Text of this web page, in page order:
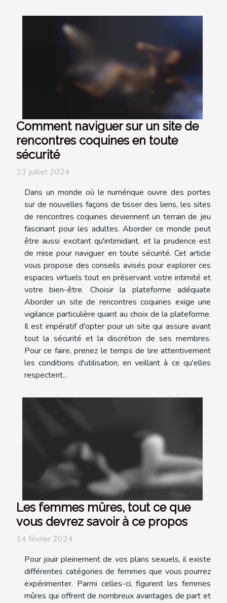
Comment naviguer sur un site de
rencontres coquines en toute
sécurité
23 juillet 2024
Dans un monde où le numérique ouvre des portes
sur de nouvelles façons de tisser des liens, les sites
de rencontres coquines deviennent un terrain de jeu
fascinant pour les adultes. Aborder ce monde peut
être aussi excitant qu'intimidant, et la prudence est
de mise pour naviguer en toute sécurité. Cet article
vous propose des conseils avisés pour explorer ces
espaces virtuels tout en préservant votre intimité et
votre bien-être. Choisir la plateforme adéquate
Aborder un site de rencontres coquines exige une
vigilance particulière quant au choix de la plateforme.
Il est impératif d'opter pour un site qui assure avant
tout la sécurité et la discrétion de ses membres.
Pour ce faire, prenez le temps de lire attentivement
les conditions d'utilisation, en veillant à ce qu'elles
respectent...
Les femmes mûres, tout ce que
vous devrez savoir à ce propos
14 février 2024
Pour jouir pleinement de vos plans sexuels, il existe
différentes catégories de femmes que vous pourrez
expérimenter. Parmi celles-ci, figurent les femmes
mûres qui offrent de nombreux avantages de part et